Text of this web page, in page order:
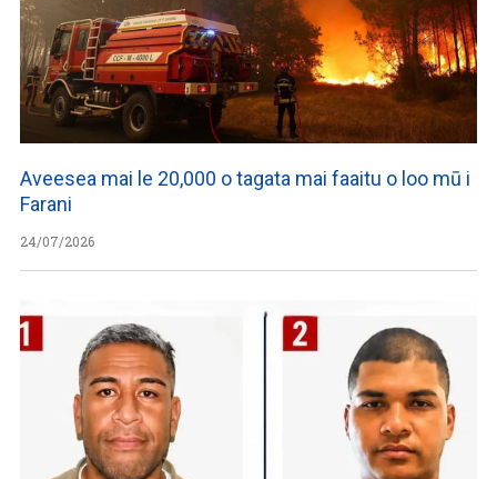
Aveesea mai le 20,000 o tagata mai faaitu o loo mū i
Farani
24/07/2026